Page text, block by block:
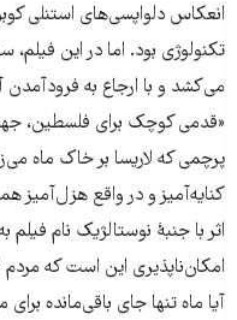
انعکاس دلواپسی‌های استنلی
تکنولوژی بود. اما در این
می‌کشد و با ارجاع به
«قدمی کوچک برای فلسطین،
پرچمی که لاریسا بر خاک ماه
کنایه‌آمیز و در واقع هزل‌آمیز
اثر با جنبۀ نوستالژیک نام
امکان‌ناپذیری این است که
آیا ماه تنها جای باقی‌مانده